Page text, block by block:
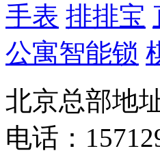
手表 排排宝
公寓智能锁
北京总部地
电话：